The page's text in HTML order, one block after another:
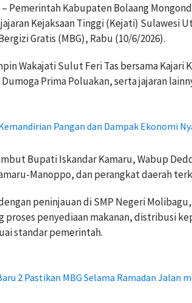
– Pemerintah Kabupaten Bolaang
Kejaksaan Tinggi (Kejati) Sulawesi
Gratis (MBG), Rabu (10/6/2026).
Wakajati Sulut Feri Tas bersama Kajari
Prima Poluakan, serta jajaran
Pangan dan Dampak Ekonomi
Bupati Iskandar Kamaru, Wabup
Manoppo, dan perangkat daerah
peninjauan di SMP Negeri
proses penyediaan makanan, distribusi
standar pemerintah.
2 Pastikan MBG Selama Ramadan Jalan